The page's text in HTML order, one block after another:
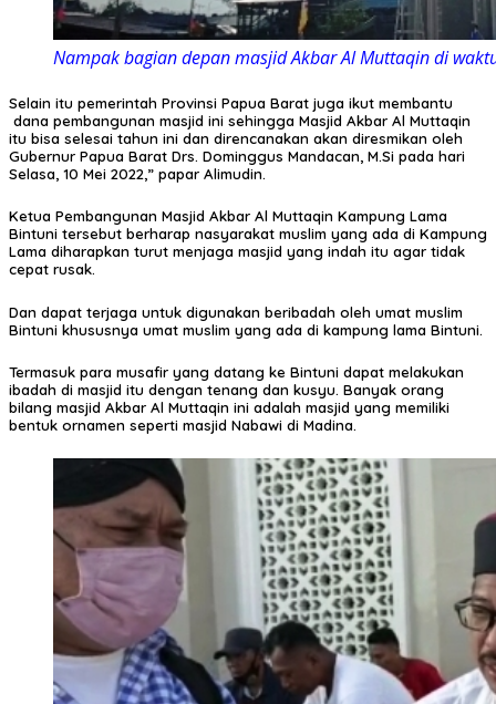
Nampak bagian depan masjid Akbar Al Muttaqin di
Selain itu pemerintah Provinsi Papua Barat juga ikut membantu
dana pembangunan masjid ini sehingga Masjid Akbar Al Muttaqin
itu bisa selesai tahun ini dan direncanakan akan diresmikan oleh
Gubernur Papua Barat Drs. Dominggus Mandacan, M.Si pada hari
Selasa, 10 Mei 2022,” papar Alimudin.
Ketua Pembangunan Masjid Akbar Al Muttaqin Kampung Lama
Bintuni tersebut berharap nasyarakat muslim yang ada di Kampung
Lama diharapkan turut menjaga masjid yang indah itu agar tidak
cepat rusak.
Dan dapat terjaga untuk digunakan beribadah oleh umat muslim
Bintuni khususnya umat muslim yang ada di kampung lama Bintuni.
Termasuk para musafir yang datang ke Bintuni dapat melakukan
ibadah di masjid itu dengan tenang dan kusyu. Banyak orang
bilang masjid Akbar Al Muttaqin ini adalah masjid yang memiliki
bentuk ornamen seperti masjid Nabawi di Madina.